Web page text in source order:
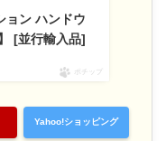
ョン ハンドウ
[並行輸入品]
ポチップ
Yahoo!ショッピング